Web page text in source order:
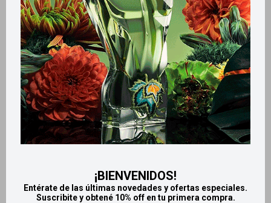
¡BIENVENIDOS!
Entérate de las últimas novedades y ofertas especiales.
Suscribite y obtené 10% off en tu primera compra.
+ Esponja exfoliante
$ 358
$ 497